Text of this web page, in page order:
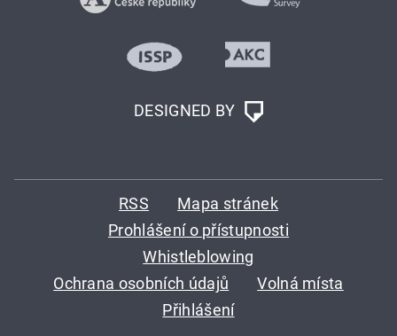
DESIGNED BY
RSS
Mapa stránek
Prohlášení o přístupnosti
Whistleblowing
Ochrana osobních údajů
Volná místa
Přihlášení